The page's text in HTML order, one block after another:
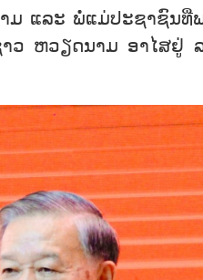
ແລະ ພໍ່​ແມ່​ປະ​ຊາ​ຊົນ​ທີ່​ພ
ຫວຽດ​ນາມ ອາ​ໄສ​ຢູ່ ລ